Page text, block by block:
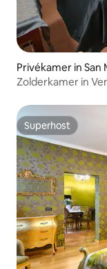
Privékamer in San
Zolderkamer in
Superhost
Superhost